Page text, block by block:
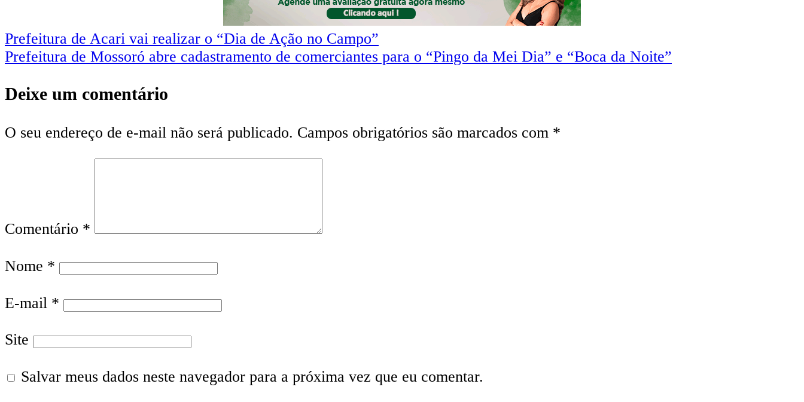
Prefeitura de Acari vai realizar o “Dia de Ação no Campo”
Prefeitura de Mossoró abre cadastramento de comerciantes para o “Pingo da Mei Dia” e “Boca da Noite”
Deixe um comentário
O seu endereço de e-mail não será publicado. Campos obrigatórios são marcados com *
Comentário *
Nome *
E-mail *
Site
Salvar meus dados neste navegador para a próxima vez que eu comentar.